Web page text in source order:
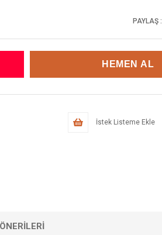
PAYLAŞ :
İstek Listeme Ekle